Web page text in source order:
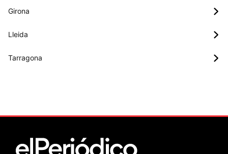
Girona
Lleida
Tarragona